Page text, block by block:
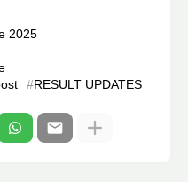
2025
RESULT UPDATES